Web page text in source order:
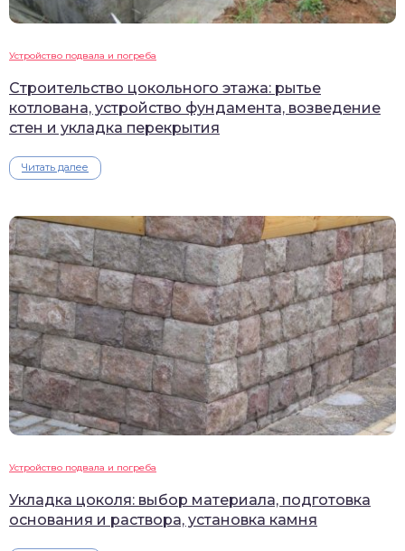
Устройство подвала и погреба
Строительство цокольного этажа: рытье
котлована, устройство фундамента, возведение
стен и укладка перекрытия
Читать далее
Устройство подвала и погреба
Укладка цоколя: выбор материала, подготовка
основания и раствора, установка камня